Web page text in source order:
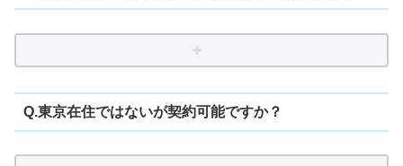
Q.東京在住ではないが契約可能ですか？